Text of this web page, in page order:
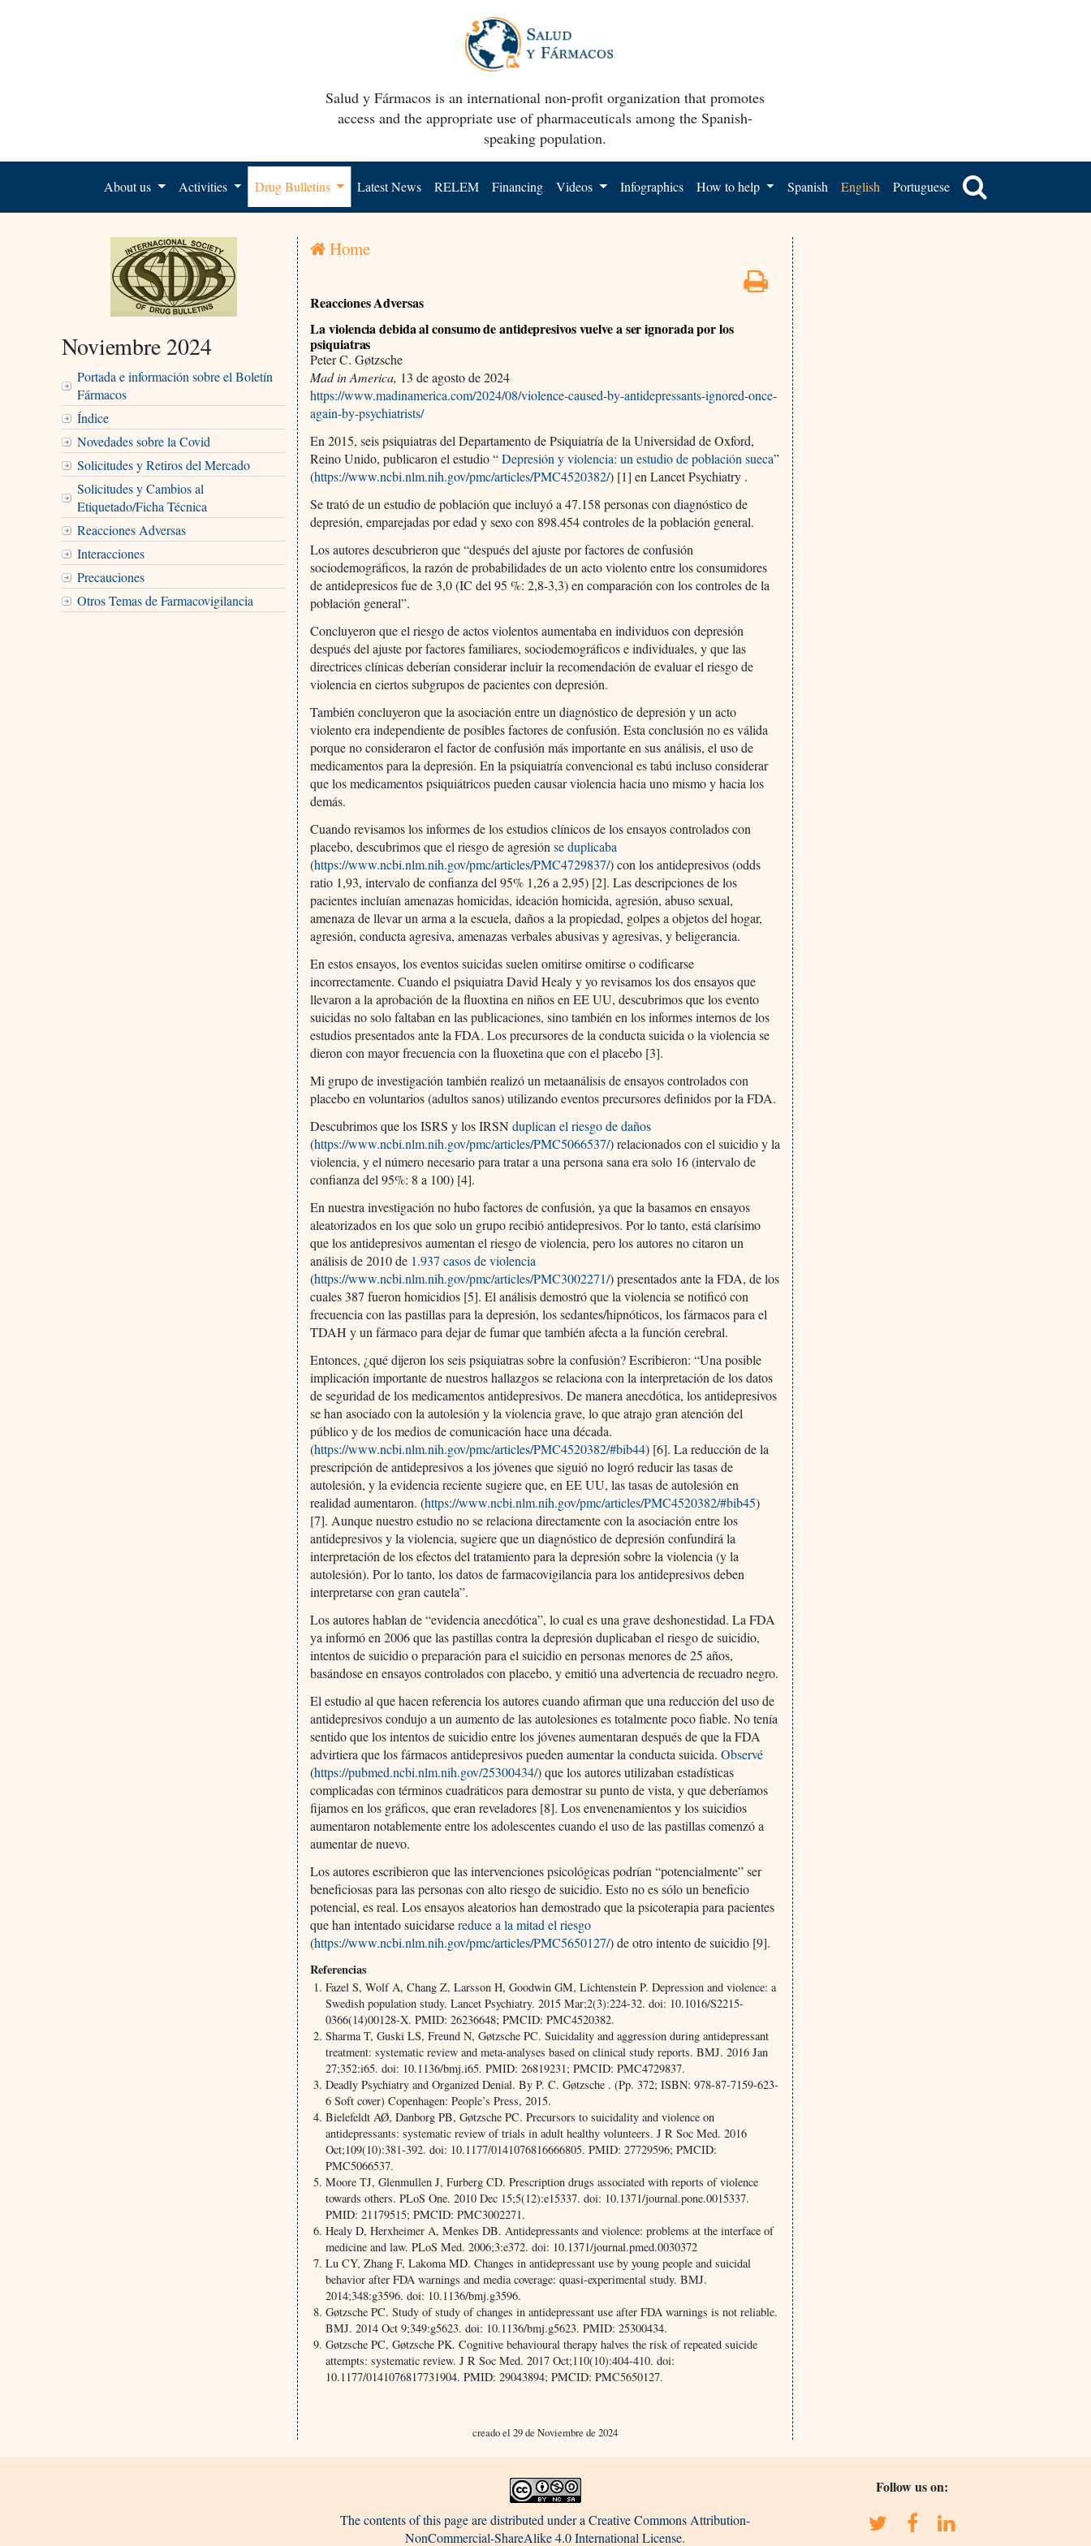
Salud y Fármacos is an international non-profit organization that promotes
access and the appropriate use of pharmaceuticals among the Spanish-
speaking population.
About us Activities Drug Bulletins Latest News RELEM Financing Videos Infographics How to help Spanish English Portuguese
Noviembre 2024
Portada e información sobre el Boletín
Fármacos
Índice
Novedades sobre la Covid
Solicitudes y Retiros del Mercado
Solicitudes y Cambios al
Etiquetado/Ficha Técnica
Reacciones Adversas
Interacciones
Precauciones
Otros Temas de Farmacovigilancia
Home
Reacciones Adversas
La violencia debida al consumo de antidepresivos vuelve a ser ignorada por los
psiquiatras
Peter C. Gøtzsche
Mad in America, 13 de agosto de 2024
https://www.madinamerica.com/2024/08/violence-caused-by-antidepressants-ignored-once-
again-by-psychiatrists/
En 2015, seis psiquiatras del Departamento de Psiquiatría de la Universidad de Oxford,
Reino Unido, publicaron el estudio “Depresión y violencia: un estudio de población sueca”
(https://www.ncbi.nlm.nih.gov/pmc/articles/PMC4520382/) [1] en Lancet Psychiatry .
Se trató de un estudio de población que incluyó a 47.158 personas con diagnóstico de
depresión, emparejadas por edad y sexo con 898.454 controles de la población general.
Los autores descubrieron que “después del ajuste por factores de confusión
sociodemográficos, la razón de probabilidades de un acto violento entre los consumidores
de antidepresicos fue de 3,0 (IC del 95 %: 2,8-3,3) en comparación con los controles de la
población general”.
Concluyeron que el riesgo de actos violentos aumentaba en individuos con depresión
después del ajuste por factores familiares, sociodemográficos e individuales, y que las
directrices clínicas deberían considerar incluir la recomendación de evaluar el riesgo de
violencia en ciertos subgrupos de pacientes con depresión.
También concluyeron que la asociación entre un diagnóstico de depresión y un acto
violento era independiente de posibles factores de confusión. Esta conclusión no es válida
porque no consideraron el factor de confusión más importante en sus análisis, el uso de
medicamentos para la depresión. En la psiquiatría convencional es tabú incluso considerar
que los medicamentos psiquiátricos pueden causar violencia hacia uno mismo y hacia los
demás.
Cuando revisamos los informes de los estudios clínicos de los ensayos controlados con
placebo, descubrimos que el riesgo de agresiónse duplicaba
(https://www.ncbi.nlm.nih.gov/pmc/articles/PMC4729837/) con los antidepresivos (odds
ratio 1,93, intervalo de confianza del 95% 1,26 a 2,95) [2]. Las descripciones de los
pacientes incluían amenazas homicidas, ideación homicida, agresión, abuso sexual,
amenaza de llevar un arma a la escuela, daños a la propiedad, golpes a objetos del hogar,
agresión, conducta agresiva, amenazas verbales abusivas y agresivas, y beligerancia.
En estos ensayos, los eventos suicidas suelen omitirse omitirse o codificarse
incorrectamente. Cuando el psiquiatra David Healy y yo revisamos los dos ensayos que
llevaron a la aprobación de la fluoxtina en niños en EE UU, descubrimos que los evento
suicidas no solo faltaban en las publicaciones, sino también en los informes internos de los
estudios presentados ante la FDA. Los precursores de la conducta suicida o la violencia se
dieron con mayor frecuencia con la fluoxetina que con el placebo [3].
Mi grupo de investigación también realizó un metaanálisis de ensayos controlados con
placebo en voluntarios (adultos sanos) utilizando eventos precursores definidos por la FDA.
Descubrimos que los ISRS y los IRSNduplican el riesgo de daños
(https://www.ncbi.nlm.nih.gov/pmc/articles/PMC5066537/) relacionados con el suicidio y la
violencia, y el número necesario para tratar a una persona sana era solo 16 (intervalo de
confianza del 95%: 8 a 100) [4].
En nuestra investigación no hubo factores de confusión, ya que la basamos en ensayos
aleatorizados en los que solo un grupo recibió antidepresivos. Por lo tanto, está clarísimo
que los antidepresivos aumentan el riesgo de violencia, pero los autores no citaron un
análisis de 2010 de 1.937 casos de violencia
(https://www.ncbi.nlm.nih.gov/pmc/articles/PMC3002271/) presentados ante la FDA, de los
cuales 387 fueron homicidios [5]. El análisis demostró que la violencia se notificó con
frecuencia con las pastillas para la depresión, los sedantes/hipnóticos, los fármacos para el
TDAH y un fármaco para dejar de fumar que también afecta a la función cerebral.
Entonces, ¿qué dijeron los seis psiquiatras sobre la confusión? Escribieron: “Una posible
implicación importante de nuestros hallazgos se relaciona con la interpretación de los datos
de seguridad de los medicamentos antidepresivos. De manera anecdótica, los antidepresivos
se han asociado con la autolesión y la violencia grave, lo que atrajo gran atención del
público y de los medios de comunicación hace una década.
(https://www.ncbi.nlm.nih.gov/pmc/articles/PMC4520382/#bib44) [6]. La reducción de la
prescripción de antidepresivos a los jóvenes que siguió no logró reducir las tasas de
autolesión, y la evidencia reciente sugiere que, en EE UU, las tasas de autolesión en
realidad aumentaron. (https://www.ncbi.nlm.nih.gov/pmc/articles/PMC4520382/#bib45)
[7]. Aunque nuestro estudio no se relaciona directamente con la asociación entre los
antidepresivos y la violencia, sugiere que un diagnóstico de depresión confundirá la
interpretación de los efectos del tratamiento para la depresión sobre la violencia (y la
autolesión). Por lo tanto, los datos de farmacovigilancia para los antidepresivos deben
interpretarse con gran cautela”.
Los autores hablan de “evidencia anecdótica”, lo cual es una grave deshonestidad. La FDA
ya informó en 2006 que las pastillas contra la depresión duplicaban el riesgo de suicidio,
intentos de suicidio o preparación para el suicidio en personas menores de 25 años,
basándose en ensayos controlados con placebo, y emitió una advertencia de recuadro negro.
El estudio al que hacen referencia los autores cuando afirman que una reducción del uso de
antidepresivos condujo a un aumento de las autolesiones es totalmente poco fiable. No tenía
sentido que los intentos de suicidio entre los jóvenes aumentaran después de que la FDA
advirtiera que los fármacos antidepresivos pueden aumentar la conducta suicida.Observé
(https://pubmed.ncbi.nlm.nih.gov/25300434/) que los autores utilizaban estadísticas
complicadas con términos cuadráticos para demostrar su punto de vista, y que deberíamos
fijarnos en los gráficos, que eran reveladores [8]. Los envenenamientos y los suicidios
aumentaron notablemente entre los adolescentes cuando el uso de las pastillas comenzó a
aumentar de nuevo.
Los autores escribieron que las intervenciones psicológicas podrían “potencialmente” ser
beneficiosas para las personas con alto riesgo de suicidio. Esto no es sólo un beneficio
potencial, es real. Los ensayos aleatorios han demostrado que la psicoterapia para pacientes
que han intentado suicidarsereduce a la mitad el riesgo
(https://www.ncbi.nlm.nih.gov/pmc/articles/PMC5650127/) de otro intento de suicidio [9].
Referencias
Fazel S, Wolf A, Chang Z, Larsson H, Goodwin GM, Lichtenstein P. Depression and violence: a
Swedish population study. Lancet Psychiatry. 2015 Mar;2(3):224-32. doi: 10.1016/S2215-
0366(14)00128-X. PMID: 26236648; PMCID: PMC4520382.
Sharma T, Guski LS, Freund N, Gøtzsche PC. Suicidality and aggression during antidepressant
treatment: systematic review and meta-analyses based on clinical study reports. BMJ. 2016 Jan
27;352:i65. doi: 10.1136/bmj.i65. PMID: 26819231; PMCID: PMC4729837.
Deadly Psychiatry and Organized Denial. By P. C. Gøtzsche . (Pp. 372; ISBN: 978-87-7159-623-
6 Soft cover) Copenhagen: People’s Press, 2015.
Bielefeldt AØ, Danborg PB, Gøtzsche PC. Precursors to suicidality and violence on
antidepressants: systematic review of trials in adult healthy volunteers. J R Soc Med. 2016
Oct;109(10):381-392. doi: 10.1177/0141076816666805. PMID: 27729596; PMCID:
PMC5066537.
Moore TJ, Glenmullen J, Furberg CD. Prescription drugs associated with reports of violence
towards others. PLoS One. 2010 Dec 15;5(12):e15337. doi: 10.1371/journal.pone.0015337.
PMID: 21179515; PMCID: PMC3002271.
Healy D, Herxheimer A, Menkes DB. Antidepressants and violence: problems at the interface of
medicine and law. PLoS Med. 2006;3:e372. doi: 10.1371/journal.pmed.0030372
Lu CY, Zhang F, Lakoma MD. Changes in antidepressant use by young people and suicidal
behavior after FDA warnings and media coverage: quasi-experimental study. BMJ.
2014;348:g3596. doi: 10.1136/bmj.g3596.
Gøtzsche PC. Study of study of changes in antidepressant use after FDA warnings is not reliable.
BMJ. 2014 Oct 9;349:g5623. doi: 10.1136/bmj.g5623. PMID: 25300434.
Gøtzsche PC, Gøtzsche PK. Cognitive behavioural therapy halves the risk of repeated suicide
attempts: systematic review. J R Soc Med. 2017 Oct;110(10):404-410. doi:
10.1177/0141076817731904. PMID: 29043894; PMCID: PMC5650127.
creado el 29 de Noviembre de 2024
The contents of this page are distributed under a Creative Commons Attribution-
NonCommercial-ShareAlike 4.0 International License.
Follow us on: